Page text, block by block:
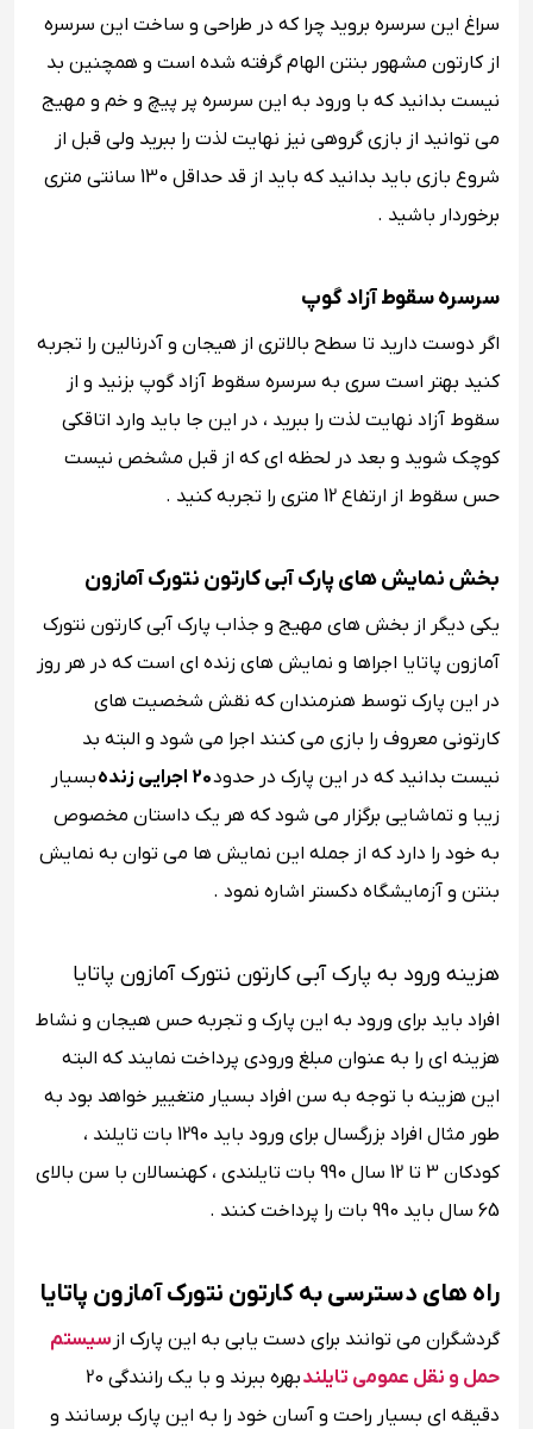
سراغ این سرسره بروید چرا که در طراحی و ساخت این سرسره
از کارتون مشهور بنتن الهام گرفته شده است و همچنین بد
نیست بدانید که با ورود به این سرسره پر پیچ و خم و مهیج
می توانید از بازی گروهی نیز نهایت لذت را ببرید ولی قبل از
شروع بازی باید بدانید که باید از قد حداقل 130 سانتی متری
برخوردار باشید .
سرسره سقوط آزاد گوپ
اگر دوست دارید تا سطح بالاتری از هیجان و آدرنالین را تجربه
کنید بهتر است سری به سرسره سقوط آزاد گوپ بزنید و از
سقوط آزاد نهایت لذت را ببرید ، در این جا باید وارد اتاقکی
کوچک شوید و بعد در لحظه ای که از قبل مشخص نیست
حس سقوط از ارتفاع 12 متری را تجربه کنید .
بخش نمایش های پارک آبی کارتون نتورک آمازون
یکی دیگر از بخش های مهیج و جذاب پارک آبی کارتون نتورک
آمازون پاتایا اجراها و نمایش های زنده ای است که در هر روز
در این پارک توسط هنرمندان که نقش شخصیت های
کارتونی معروف را بازی می کنند اجرا می شود و البته بد
نیست بدانید که در این پارک در حدود20 اجرایی زنده
بسیار
زیبا و تماشایی برگزار می شود که هر یک داستان مخصوص
به خود را دارد که از جمله این نمایش ها می توان به نمایش
بنتن و آزمایشگاه دکستر اشاره نمود .
هزینه ورود به پارک آبی کارتون نتورک آمازون پاتایا
افراد باید برای ورود به این پارک و تجربه حس هیجان و نشاط
هزینه ای را به عنوان مبلغ ورودی پرداخت نمایند که البته
این هزینه با توجه به سن افراد بسیار متغییر خواهد بود به
طور مثال افراد بزرگسال برای ورود باید 1290 بات تایلند ،
کودکان 3 تا 12 سال 990 بات تایلندی ، کهنسالان با سن بالای
65 سال باید 990 بات را پرداخت کنند .
راه های دسترسی به کارتون نتورک آمازون پاتایا
گردشگران می توانند برای دست یابی به این پارک از سیستم
حمل و نقل عمومی تایلند
بهره ببرند و با یک رانندگی 20
دقیقه ای بسیار راحت و آسان خود را به این پارک برسانند و